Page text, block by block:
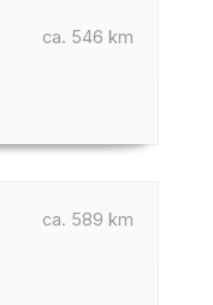
ca. 546 km
ca. 589 km